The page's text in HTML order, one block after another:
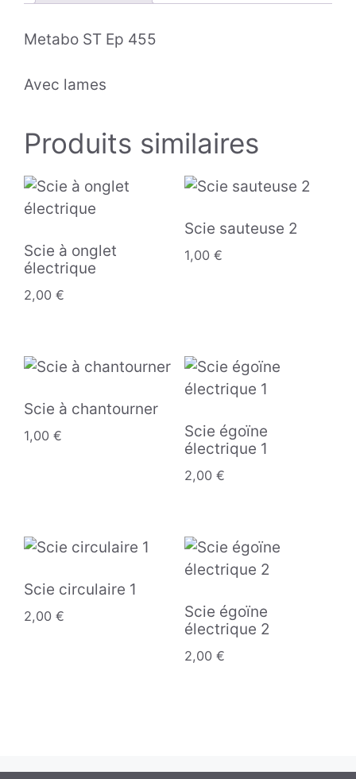
Metabo ST Ep 455
Avec lames
Produits similaires
Scie à onglet
électrique
2,00 €
Scie sauteuse 2
1,00 €
Scie à chantourner
1,00 €
Scie égoïne
électrique 1
2,00 €
Scie circulaire 1
2,00 €
Scie égoïne
électrique 2
2,00 €